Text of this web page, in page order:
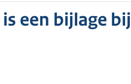
een bijlage bij